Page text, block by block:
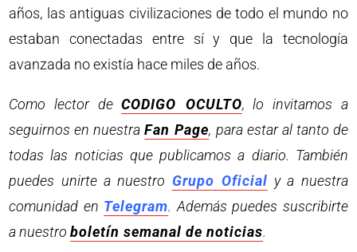
años, las antiguas civilizaciones de todo el mundo no
estaban conectadas entre sí y que la tecnología
avanzada no existía hace miles de años.
Como lector deCODIGO OCULTO, lo invitamos a
seguirnos en nuestraFan Page, para estar al tanto de
todas las noticias que publicamos a diario. También
puedes unirte a nuestro Grupo Oficial y a nuestra
comunidad en Telegram. Además puedes suscribirte
a nuestroboletín semanal de noticias.